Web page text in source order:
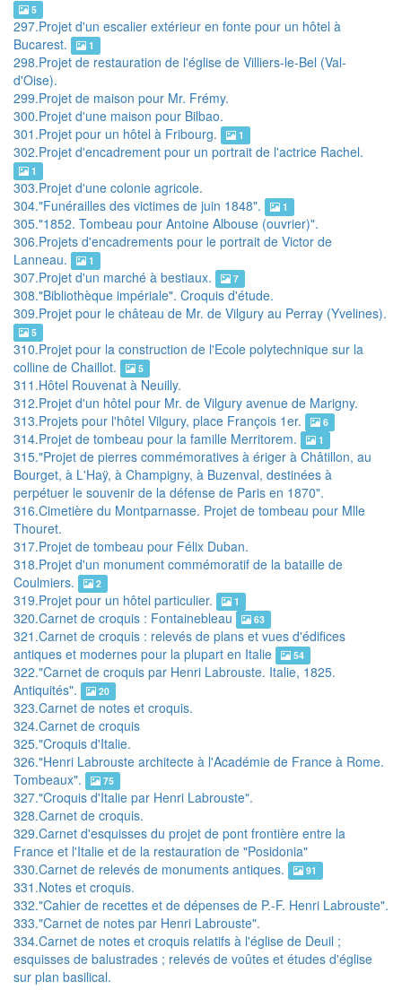
5
297.Projet d'un escalier extérieur en fonte pour un hôtel à
Bucarest.
1
298.Projet de restauration de l'église de Villiers-le-Bel (Val-
d'Oise).
299.Projet de maison pour Mr. Frémy.
300.Projet d'une maison pour Bilbao.
301.Projet pour un hôtel à Fribourg.
1
302.Projet d'encadrement pour un portrait de l'actrice Rachel.
1
303.Projet d'une colonie agricole.
304."Funérailles des victimes de juin 1848".
1
305."1852. Tombeau pour Antoine Albouse (ouvrier)".
306.Projets d'encadrements pour le portrait de Victor de
Lanneau.
1
307.Projet d'un marché à bestiaux. 7
308."Bibliothèque impériale". Croquis d'étude.
309.Projet pour le château de Mr. de Vilgury au Perray (Yvelines).
5
310.Projet pour la construction de l'Ecole polytechnique sur la
colline de Chaillot.
5
311.Hôtel Rouvenat à Neuilly.
312.Projet d'un hôtel pour Mr. de Vilgury avenue de Marigny.
313.Projets pour l'hôtel Vilgury, place François 1er.
6
314.Projet de tombeau pour la famille Merritorem. 1
315."Projet de pierres commémoratives à ériger à Châtillon, au
Bourget, à L'Haÿ, à Champigny, à Buzenval, destinées à
perpétuer le souvenir de la défense de Paris en 1870".
316.Cimetière du Montparnasse. Projet de tombeau pour Mlle
Thouret.
317.Projet de tombeau pour Félix Duban.
318.Projet d'un monument commémoratif de la bataille de
Coulmiers.
2
319.Projet pour un hôtel particulier. 1
320.Carnet de croquis : Fontainebleau 63
321.Carnet de croquis : relevés de plans et vues d'édifices
antiques et modernes pour la plupart en Italie
54
322."Carnet de croquis par Henri Labrouste. Italie, 1825.
Antiquités".
20
323.Carnet de notes et croquis.
324.Carnet de croquis
325."Croquis d'Italie.
326."Henri Labrouste architecte à l'Académie de France à Rome.
Tombeaux".
75
327."Croquis d'Italie par Henri Labrouste".
328.Carnet de croquis.
329.Carnet d'esquisses du projet de pont frontière entre la
France et l'Italie et de la restauration de "Posidonia"
330.Carnet de relevés de monuments antiques.
91
331.Notes et croquis.
332."Cahier de recettes et de dépenses de P.-F. Henri Labrouste".
333."Carnet de notes par Henri Labrouste".
334.Carnet de notes et croquis relatifs à l'église de Deuil ;
esquisses de balustrades ; relevés de voûtes et études d'église
sur plan basilical.